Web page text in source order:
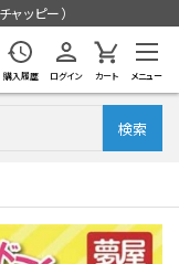
ッピー）
購入履歴 ログイン カート メニュー
検索
録